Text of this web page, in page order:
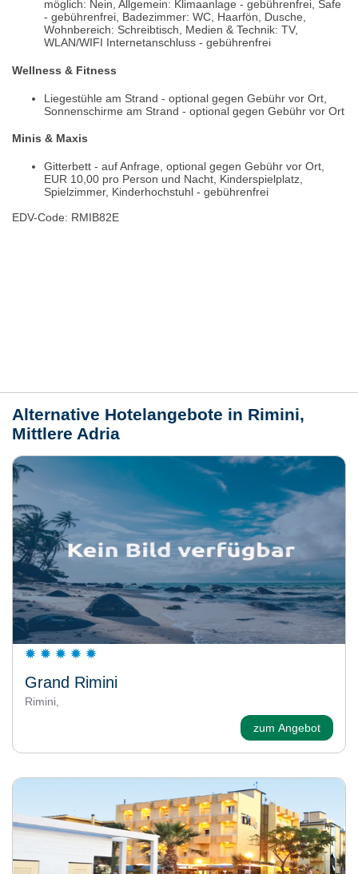
möglich: Nein, Allgemein: Klimaanlage - gebührenfrei, Safe
- gebührenfrei, Badezimmer: WC, Haarfön, Dusche,
Wohnbereich: Schreibtisch, Medien & Technik: TV,
WLAN/WIFI Internetanschluss - gebührenfrei
Wellness & Fitness
Liegestühle am Strand - optional gegen Gebühr vor Ort,
Sonnenschirme am Strand - optional gegen Gebühr vor Ort
Minis & Maxis
Gitterbett - auf Anfrage, optional gegen Gebühr vor Ort,
EUR 10,00 pro Person und Nacht, Kinderspielplatz,
Spielzimmer, Kinderhochstuhl - gebührenfrei
EDV-Code: RMIB82E
Alternative Hotelangebote in Rimini,
Mittlere Adria
Grand Rimini
Rimini,
zum Angebot